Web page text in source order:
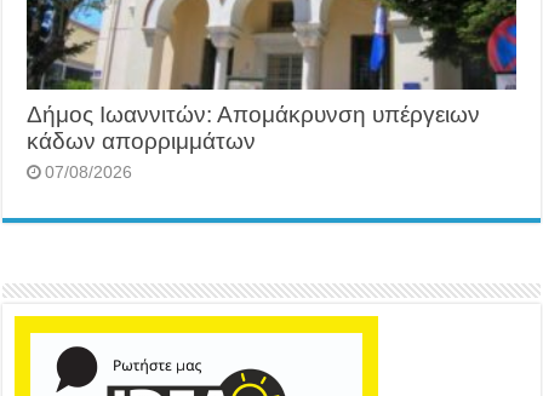
Δήμος Ιωαννιτών: Απομάκρυνση υπέργειων
κάδων απορριμμάτων
07/08/2026